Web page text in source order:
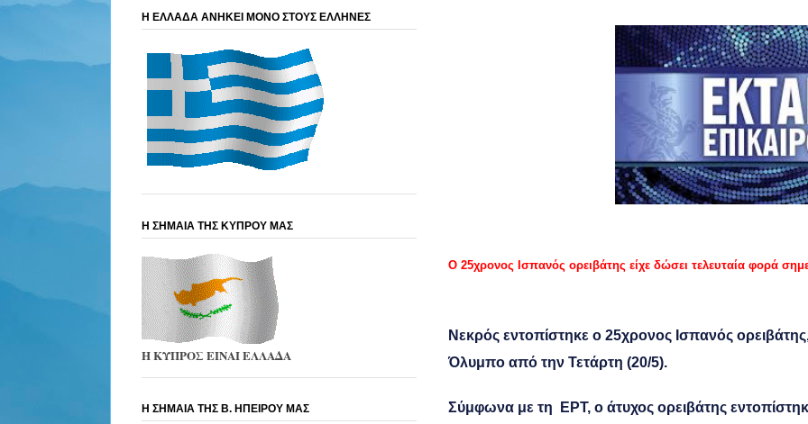
Ο 25χρονος Ισπανός ορειβάτης είχε δώσει τελευταία φορά
Νεκρός εντοπίστηκε ο 25χρονος Ισπανός
Όλυμπο από την Τετάρτη (20/5).
Σύμφωνα με τη ΕΡΤ, ο άτυχος ορειβάτης
Η ΕΛΛΑΔΑ ΑΝΗΚΕΙ ΜΟΝΟ ΣΤΟΥΣ ΕΛΛΗΝΕΣ
Η ΣΗΜΑΙΑ ΤΗΣ ΚΥΠΡΟΥ ΜΑΣ
Η ΚΥΠΡΟΣ ΕΙΝΑΙ ΕΛΛΑΔΑ
Η ΣΗΜΑΙΑ ΤΗΣ Β. ΗΠΕΙΡΟΥ ΜΑΣ